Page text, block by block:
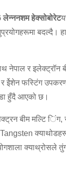
लेन्ननशम हेक्सोबोरेट
बदल्दै।
र इलेक्ट्रॉन
ईेशेन फस्टिंग
हुँदै आएको छ।
बीम मल्टि
क्याथ्रोसले